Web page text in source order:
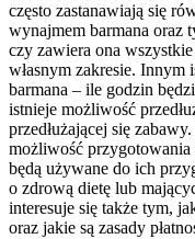
często zastanawiają się
wynajmem barmana oraz
czy zawiera ona
własnym zakresie. Innym
barmana – ile godzin
istnieje możliwość
przedłużającej się
możliwość
będą używane do ich
o zdrową dietę lub
interesuje się także tym,
oraz jakie są zasady